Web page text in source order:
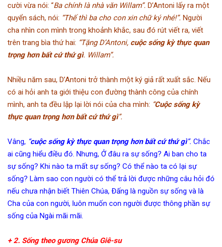
cười vừa nói: “Ba chính là nhà văn Willam”. D’Antoni lấy ra một
quyển sách, nói: “Thế thì ba cho con xin chữ ký nhé!”. Người
cha nhìn con mình trong khoảnh khắc, sau đó rút viết ra, viết
trên trang bìa thứ hai: “Tặng D’Antoni, cuộc sống kỳ thực quan
trọng hơn bất cứ thứ gì. Willam”.
Nhiều năm sau, D’Antoni trở thành một ký giả rất xuất sắc. Nếu
có ai hỏi anh ta giới thiệu con đường thành công của chính
mình, anh ta đều lập lại lời nói của cha mình: “Cuộc sống kỳ
thực quan trọng hơn bất cứ thứ gì”.
Vâng, “cuộc sống kỳ thực quan trọng hơn bất cứ thứ gì”. Chắc
ai cũng hiểu điều đó. Nhưng, Ở đâu ra sự sống? Ai ban cho ta
sự sống? Khi nào ta mất sự sống? Có thể nào ta có lại sự
sống? Làm sao con người có thể trả lời được những câu hỏi đó
nếu chưa nhận biết Thiên Chúa, Đấng là nguồn sự sống và là
Cha của con người, luôn muốn con người được thông phần sự
sống của Ngài mãi mãi.
+ 2. Sống theo gương Chúa Giê-su